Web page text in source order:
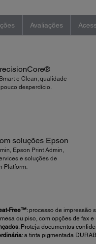
Avaliações
e Clean; qualidade
desperdício.
soluções Epson
Epson Print Admin,
e soluções de
Platform.
Free™: processo de impressão
ou piso, com opções de fax
: Proteja documentos
: a tinta pigmentada